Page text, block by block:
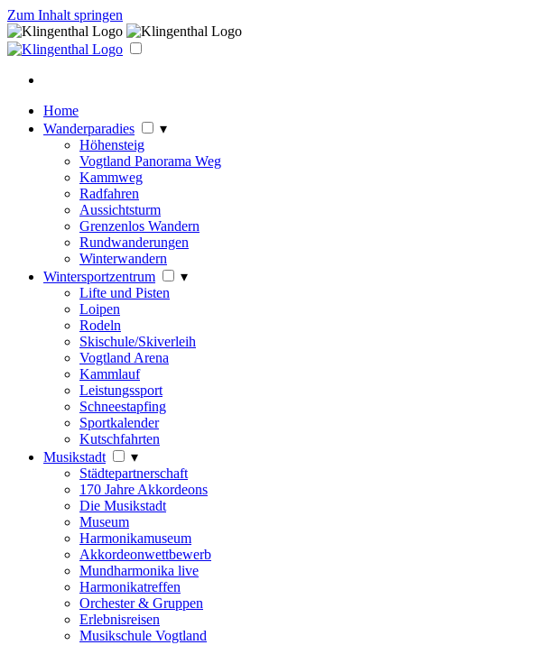
Zum Inhalt springen
Home
Wanderparadies
▾
Höhensteig
Vogtland Panorama Weg
Kammweg
Radfahren
Aussichtsturm
Grenzenlos Wandern
Rundwanderungen
Winterwandern
Wintersportzentrum
▾
Lifte und Pisten
Loipen
Rodeln
Skischule/Skiverleih
Vogtland Arena
Kammlauf
Leistungssport
Schneestapfing
Sportkalender
Kutschfahrten
Musikstadt
▾
Städtepartnerschaft
170 Jahre Akkordeons
Die Musikstadt
Museum
Harmonikamuseum
Akkordeonwettbewerb
Mundharmonika live
Harmonikatreffen
Orchester & Gruppen
Erlebnisreisen
Musikschule Vogtland